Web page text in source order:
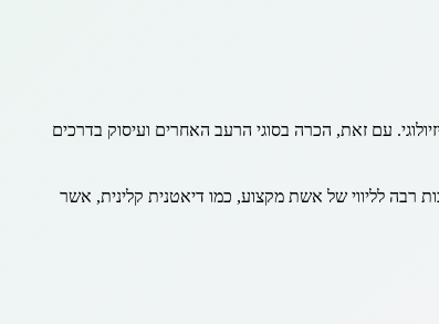
עם זאת, הכרה בסוגי הרעב האחרים ועיסוק בדרכים
רבה לליווי של אשת מקצוע, כמו דיאטנית קלינית, אשר